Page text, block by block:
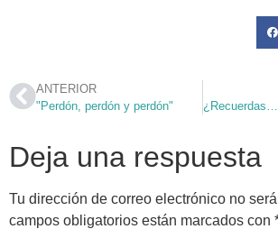
ANTERIOR
"Perdón, perdón y perdón"
Deja una respuesta
Tu dirección de correo electrónico no
campos obligatorios están marcados con